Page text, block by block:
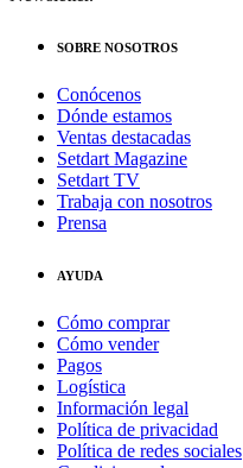
SOBRE NOSOTROS
Conócenos
Dónde estamos
Ventas destacadas
Setdart Magazine
Setdart TV
Trabaja con nosotros
Prensa
AYUDA
Cómo comprar
Cómo vender
Pagos
Logística
Información legal
Política de privacidad
Política de redes sociales